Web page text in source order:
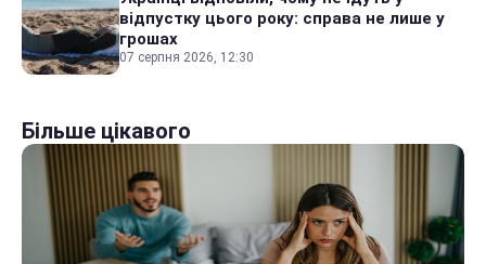
відпустку цього року: справа не лише у
грошах
07 серпня 2026, 12:30
Більше цікавого